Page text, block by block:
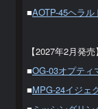
■AOTP-45ヘラ
【2027年2月発売】
■OG-03オプティ
■MPG-24イジェ